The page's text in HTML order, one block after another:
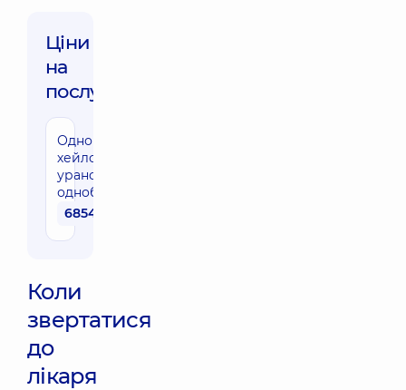
Ціни
на
послуги:
Одномоментна
хейлориносептогнато
ураностафілопластика
однобічна
68540 грн
Коли
звертатися
до
лікаря